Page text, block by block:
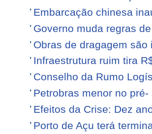
Embarcação chinesa
Governo muda regras
Obras de dragagem
Infraestrutura ruim tira
Conselho da Rumo
Petrobras menor no pré-
Efeitos da Crise: Dez
Porto de Açu terá